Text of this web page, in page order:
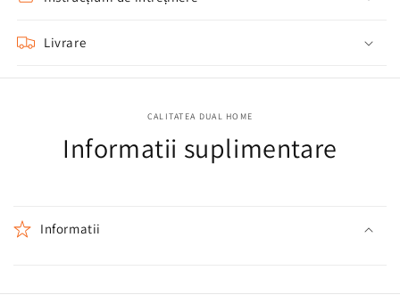
Livrare
CALITATEA DUAL HOME
Informatii suplimentare
Informatii